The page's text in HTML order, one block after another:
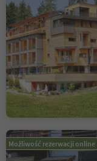
Możliwość rezerwacji online